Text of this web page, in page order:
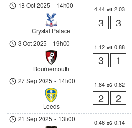
18 Oct 2025 - 14h00
Crystal Palace
4.44 xG 2.03
3 3
3 Oct 2025 - 19h00
Bournemouth
1.12 xG 0.88
3 1
27 Sep 2025 - 14h00
Leeds
1.84 xG 0.82
2 2
21 Sep 2025 - 13h00 0.46 xG 0.14